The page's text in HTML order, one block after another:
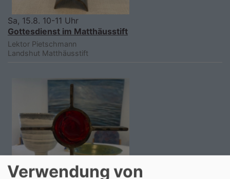
Sa, 15.8. 10-11 Uhr
Gottesdienst im Matthäusstift
Lektor Pietschmann
Landshut Matthäusstift
Verwendung von